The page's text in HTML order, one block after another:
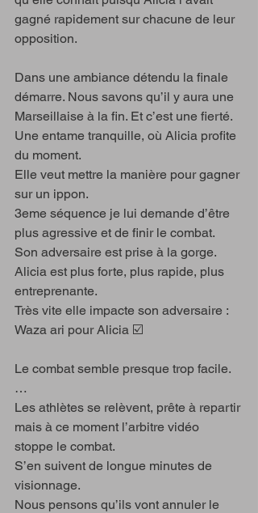
gagné rapidement sur chacune de leur
opposition.
Dans une ambiance détendu la finale
démarre. Nous savons qu’il y aura une
Marseillaise à la fin. Et c’est une fierté.
Une entame tranquille, où Alicia profite
du moment.
Elle veut mettre la manière pour gagner
sur un ippon.
3eme séquence je lui demande d’être
plus agressive et de finir le combat.
Son adversaire est prise à la gorge.
Alicia est plus forte, plus rapide, plus
entreprenante.
Très vite elle impacte son adversaire :
Waza ari pour Alicia ☑️
Le combat semble presque trop facile.
…
Les athlètes se relèvent, prête à repartir
mais à ce moment l’arbitre vidéo
stoppe le combat.
S’en suivent de longue minutes de
visionnage.
Nous pensons qu’ils vont annuler le